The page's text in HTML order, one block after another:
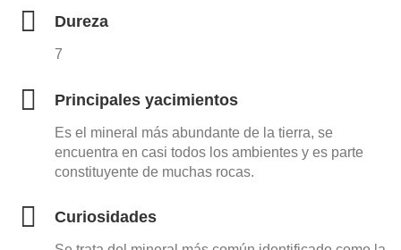
Dureza
7
Principales yacimientos
Es el mineral más abundante de la tierra, se
encuentra en casi todos los ambientes y es parte
constituyente de muchas rocas.
Curiosidades